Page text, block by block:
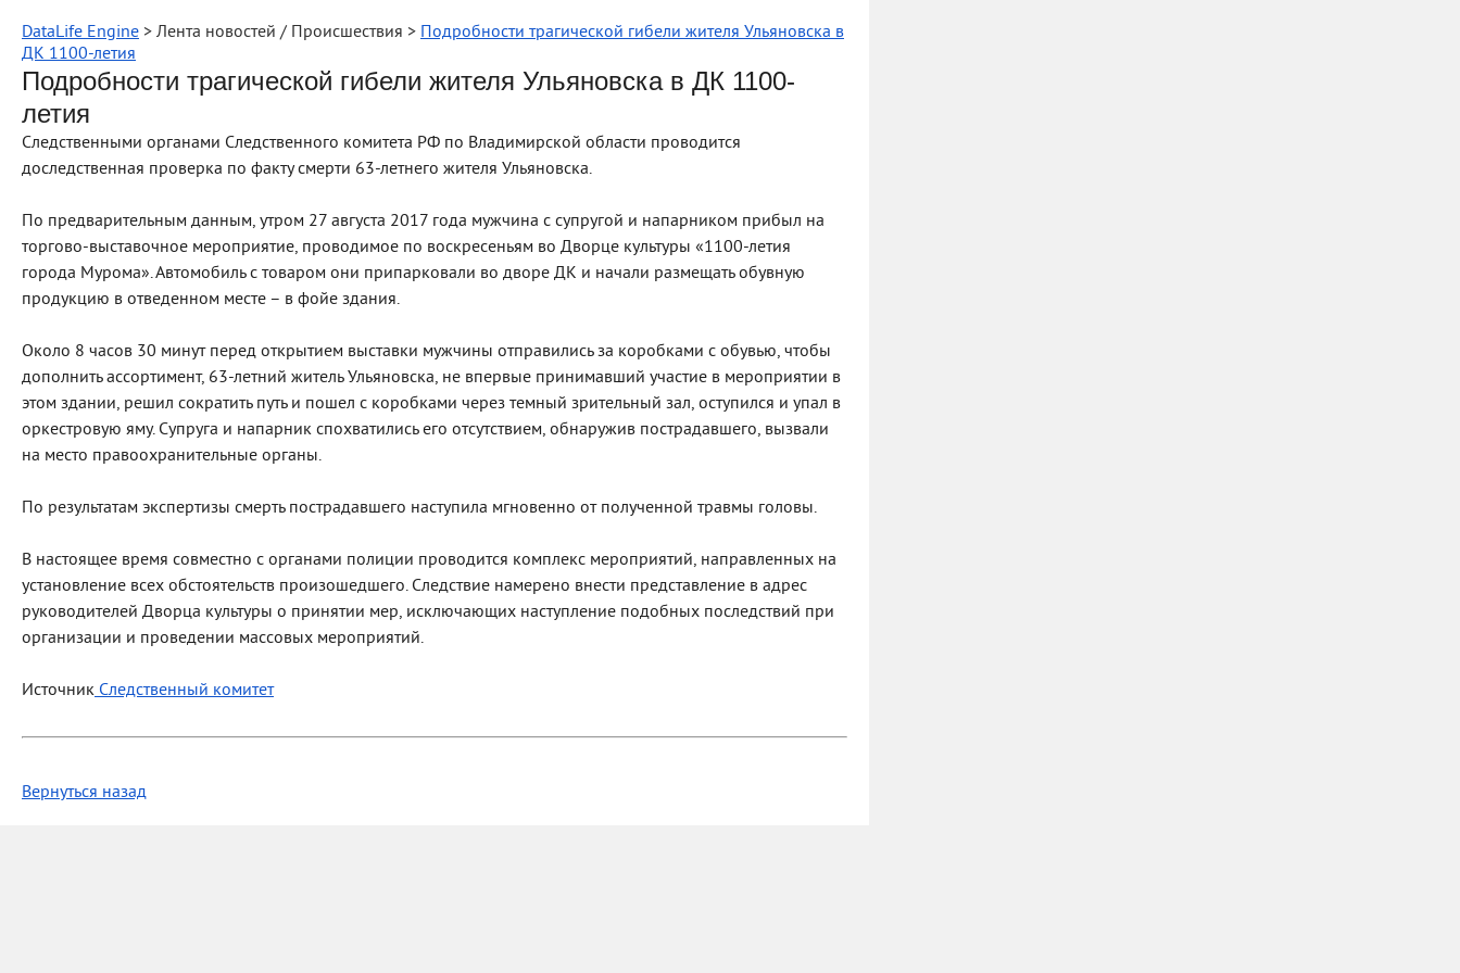
DataLife Engine > Лента новостей / Происшествия > Подробности трагической гибели жителя Ульяновска в
ДК 1100-летия
Подробности трагической гибели жителя Ульяновска в ДК 1100-
летия
Следственными органами Следственного комитета РФ по Владимирской области проводится
доследственная проверка по факту смерти 63-летнего жителя Ульяновска.
По предварительным данным, утром 27 августа 2017 года мужчина с супругой и напарником прибыл на
торгово-выставочное мероприятие, проводимое по воскресеньям во Дворце культуры «1100-летия
города Мурома». Автомобиль с товаром они припарковали во дворе ДК и начали размещать обувную
продукцию в отведенном месте – в фойе здания.
Около 8 часов 30 минут перед открытием выставки мужчины отправились за коробками с обувью, чтобы
дополнить ассортимент, 63-летний житель Ульяновска, не впервые принимавший участие в мероприятии в
этом здании, решил сократить путь и пошел с коробками через темный зрительный зал, оступился и упал в
оркестровую яму. Супруга и напарник спохватились его отсутствием, обнаружив пострадавшего, вызвали
на место правоохранительные органы.
По результатам экспертизы смерть пострадавшего наступила мгновенно от полученной травмы головы.
В настоящее время совместно с органами полиции проводится комплекс мероприятий, направленных на
установление всех обстоятельств произошедшего. Следствие намерено внести представление в адрес
руководителей Дворца культуры о принятии мер, исключающих наступление подобных последствий при
организации и проведении массовых мероприятий.
ИсточникСледственный комитет
Вернуться назад